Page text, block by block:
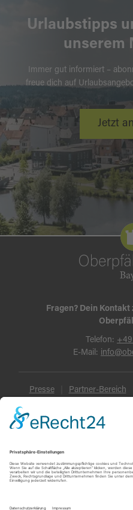
Urlaubstipps
unserem
Immer gut informiert –
freue dich auf
Jetzt
Fragen? Dein
Telefon: +49
E-Mail:
Presse Partner-Bereich
Datenschutz